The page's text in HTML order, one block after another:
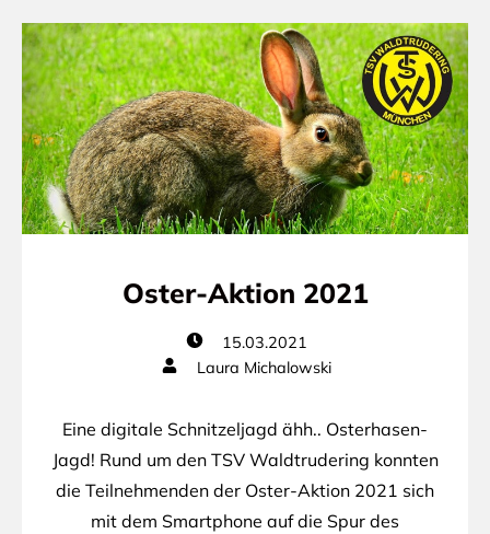
Oster-Aktion 2021
15.03.2021
Laura Michalowski
Eine digitale Schnitzeljagd ähh.. Osterhasen-
Jagd! Rund um den TSV Waldtrudering konnten
die Teilnehmenden der Oster-Aktion 2021 sich
mit dem Smartphone auf die Spur des